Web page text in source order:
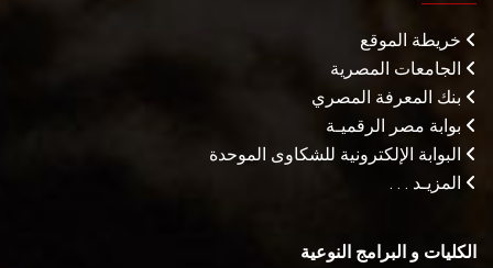
خريطة الموقع
الجامعات المصرية
بنك المعرفة المصري
بوابة مصر الرقميـة
البوابة الإلكترونية للشكاوى الموحدة
المزيـد . . .
الكليات و البرامج النوعية